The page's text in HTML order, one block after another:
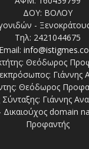
ΔΟΥ: ΒΟΛΟΥ
-
Τηλ: 2421044675
Email:
Θεόδωρος
Γιάννης
Θεόδωρος
Γιάννης
- Δικαιούχος domain
Προφαντής